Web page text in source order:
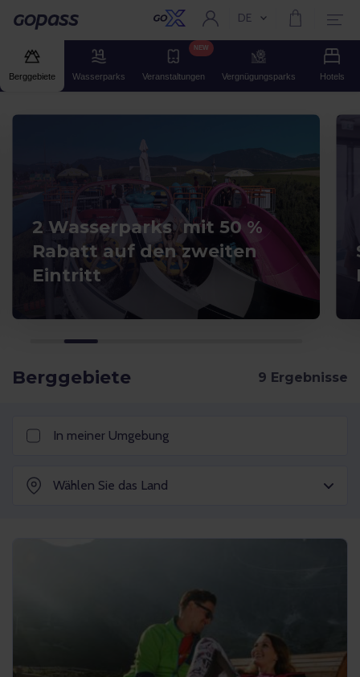
Gopass Aktuelle Sprache:
DE
Berggebiete Wasserparks Veranstaltungen
NEW
Vergnügungsparks Hotels
2 Wasserparks mit 50 %
Rabatt auf den zweiten
Eintritt
Berggebiete
In meiner Umgebung
Wählen Sie das Land